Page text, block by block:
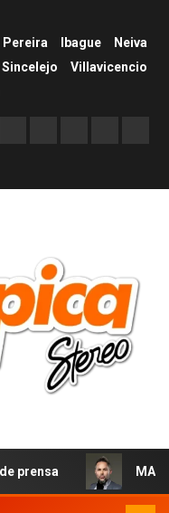
Pereira Ibague
Neiva
Sincelejo
Villavicencio
MARCOS